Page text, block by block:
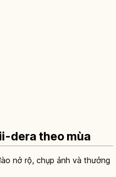
dera theo mùa
nở rộ, chụp ảnh và thưởng